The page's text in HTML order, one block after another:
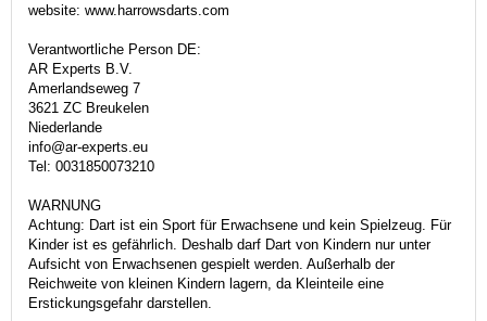
website: www.harrowsdarts.com
Verantwortliche Person DE:
AR Experts B.V.
Amerlandseweg 7
3621 ZC Breukelen
Niederlande
info@ar-experts.eu
Tel: 0031850073210
WARNUNG
Achtung: Dart ist ein Sport für Erwachsene und kein Spielzeug. Für
Kinder ist es gefährlich. Deshalb darf Dart von Kindern nur unter
Aufsicht von Erwachsenen gespielt werden. Außerhalb der
Reichweite von kleinen Kindern lagern, da Kleinteile eine
Erstickungsgefahr darstellen.